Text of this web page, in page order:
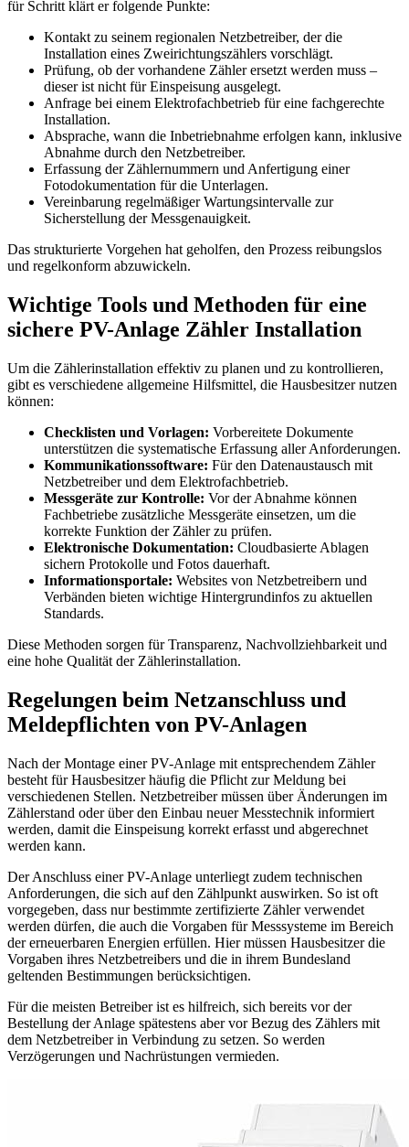
für Schritt klärt er folgende Punkte:
Kontakt zu seinem regionalen Netzbetreiber, der die
Installation eines Zweirichtungszählers vorschlägt.
Prüfung, ob der vorhandene Zähler ersetzt werden muss –
dieser ist nicht für Einspeisung ausgelegt.
Anfrage bei einem Elektrofachbetrieb für eine fachgerechte
Installation.
Absprache, wann die Inbetriebnahme erfolgen kann, inklusive
Abnahme durch den Netzbetreiber.
Erfassung der Zählernummern und Anfertigung einer
Fotodokumentation für die Unterlagen.
Vereinbarung regelmäßiger Wartungsintervalle zur
Sicherstellung der Messgenauigkeit.
Das strukturierte Vorgehen hat geholfen, den Prozess reibungslos
und regelkonform abzuwickeln.
Wichtige Tools und Methoden für eine
sichere PV-Anlage Zähler Installation
Um die Zählerinstallation effektiv zu planen und zu kontrollieren,
gibt es verschiedene allgemeine Hilfsmittel, die Hausbesitzer nutzen
können:
Checklisten und Vorlagen: Vorbereitete Dokumente
unterstützen die systematische Erfassung aller Anforderungen.
Kommunikationssoftware: Für den Datenaustausch mit
Netzbetreiber und dem Elektrofachbetrieb.
Messgeräte zur Kontrolle: Vor der Abnahme können
Fachbetriebe zusätzliche Messgeräte einsetzen, um die
korrekte Funktion der Zähler zu prüfen.
Elektronische Dokumentation: Cloudbasierte Ablagen
sichern Protokolle und Fotos dauerhaft.
Informationsportale: Websites von Netzbetreibern und
Verbänden bieten wichtige Hintergrundinfos zu aktuellen
Standards.
Diese Methoden sorgen für Transparenz, Nachvollziehbarkeit und
eine hohe Qualität der Zählerinstallation.
Regelungen beim Netzanschluss und
Meldepflichten von PV-Anlagen
Nach der Montage einer PV-Anlage mit entsprechendem Zähler
besteht für Hausbesitzer häufig die Pflicht zur Meldung bei
verschiedenen Stellen. Netzbetreiber müssen über Änderungen im
Zählerstand oder über den Einbau neuer Messtechnik informiert
werden, damit die Einspeisung korrekt erfasst und abgerechnet
werden kann.
Der Anschluss einer PV-Anlage unterliegt zudem technischen
Anforderungen, die sich auf den Zählpunkt auswirken. So ist oft
vorgegeben, dass nur bestimmte zertifizierte Zähler verwendet
werden dürfen, die auch die Vorgaben für Messsysteme im Bereich
der erneuerbaren Energien erfüllen. Hier müssen Hausbesitzer die
Vorgaben ihres Netzbetreibers und die in ihrem Bundesland
geltenden Bestimmungen berücksichtigen.
Für die meisten Betreiber ist es hilfreich, sich bereits vor der
Bestellung der Anlage spätestens aber vor Bezug des Zählers mit
dem Netzbetreiber in Verbindung zu setzen. So werden
Verzögerungen und Nachrüstungen vermieden.